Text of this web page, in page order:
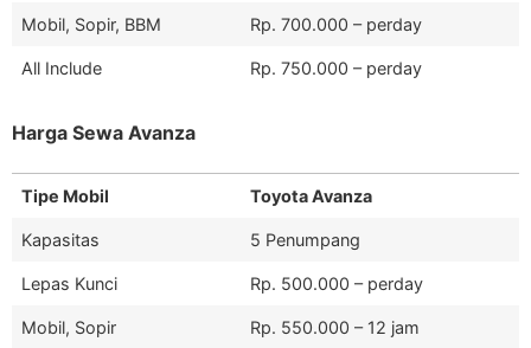
Mobil, Sopir, BBM Rp. 700.000 – perday
All Include Rp. 750.000 – perday
Harga Sewa Avanza
Tipe Mobil Toyota Avanza
Kapasitas 5 Penumpang
Lepas Kunci Rp. 500.000 – perday
Mobil, Sopir Rp. 550.000 – 12 jam